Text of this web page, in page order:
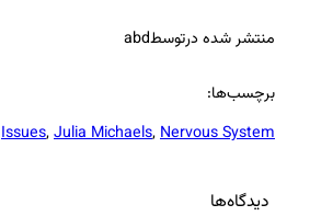
منتشر شده درتوسطabd
برچسب‌ها:
Issues, Julia Michaels, Nervous System
دیدگاه‌ها